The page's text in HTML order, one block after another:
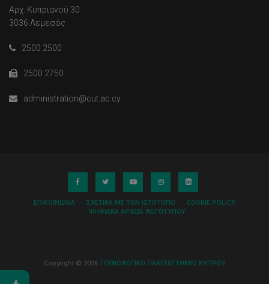
Αρχ. Κυπριανού 30
3036 Λεμεσός
2500 2500
2500 2750
administration@cut.ac.cy
ΕΠΙΚΟΙΝΩΝΊΑ ΣΧΕΤΙΚΆ ΜΕ ΤΟΝ ΙΣΤΌΤΟΠΟ
COOKIE POLICY
ΨΗΦΙΑΚΆ ΑΡΧΕΊΑ ΛΟΓΌΤΥΠΟΥ
Copyright © 2026 ΤΕΧΝΟΛΟΓΙΚΟ ΠΑΝΕΠΙΣΤΗΜΙΟ ΚΥΠΡΟΥ